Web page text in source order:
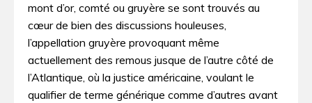
mont d’or, comté ou gruyère se sont trouvés au
cœur de bien des discussions houleuses,
l’appellation gruyère provoquant même
actuellement des remous jusque de l’autre côté de
l’Atlantique, où la justice américaine, voulant le
qualifier de terme générique comme d’autres avant